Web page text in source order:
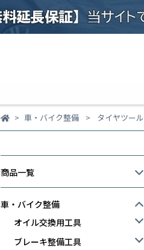
車・バイク整備 タイヤツール
商品一覧
車・バイク整備
オイル交換用工具
ブレーキ整備工具